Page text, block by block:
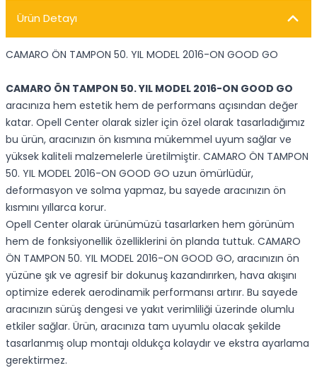
Ürün Detayı
CAMARO ÖN TAMPON 50. YIL MODEL 2016-ON GOOD GO
CAMARO ÖN TAMPON 50. YIL MODEL 2016-ON GOOD GO
aracınıza hem estetik hem de performans açısından değer
katar. Opell Center olarak sizler için özel olarak tasarladığımız
bu ürün, aracınızın ön kısmına mükemmel uyum sağlar ve
yüksek kaliteli malzemelerle üretilmiştir. CAMARO ÖN TAMPON
50. YIL MODEL 2016-ON GOOD GO uzun ömürlüdür,
deformasyon ve solma yapmaz, bu sayede aracınızın ön
kısmını yıllarca korur.
Opell Center olarak ürünümüzü tasarlarken hem görünüm
hem de fonksiyonellik özelliklerini ön planda tuttuk. CAMARO
ÖN TAMPON 50. YIL MODEL 2016-ON GOOD GO, aracınızın ön
yüzüne şık ve agresif bir dokunuş kazandırırken, hava akışını
optimize ederek aerodinamik performansı artırır. Bu sayede
aracınızın sürüş dengesi ve yakıt verimliliği üzerinde olumlu
etkiler sağlar. Ürün, aracınıza tam uyumlu olacak şekilde
tasarlanmış olup montajı oldukça kolaydır ve ekstra ayarlama
gerektirmez.